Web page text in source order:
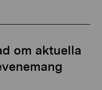
om aktuella